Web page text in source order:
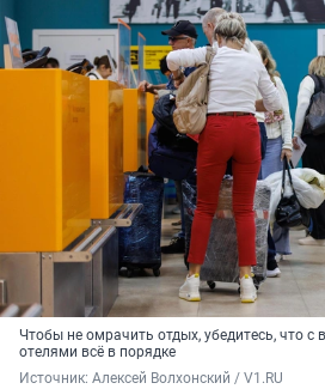
Чтобы не омрачить отдых, убедитесь, что
отелями всё в порядке
Источник: Алексей Волхонский / V1.RU